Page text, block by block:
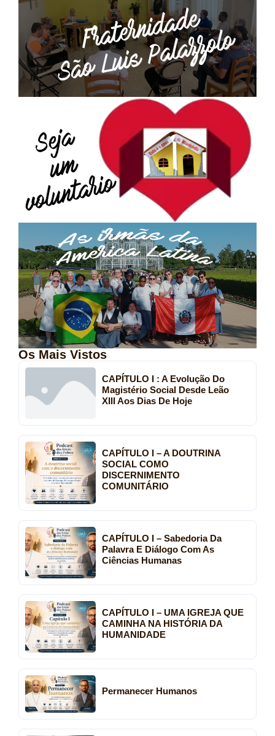
Os Mais Vistos
CAPÍTULO I : A Evolução Do
Magistério Social Desde Leão
XIII Aos Dias De Hoje
CAPÍTULO I – A DOUTRINA
SOCIAL COMO
DISCERNIMENTO
COMUNITÁRIO
CAPÍTULO I – Sabedoria Da
Palavra E Diálogo Com As
Ciências Humanas
CAPÍTULO I – UMA IGREJA QUE
CAMINHA NA HISTÓRIA DA
HUMANIDADE
Permanecer Humanos